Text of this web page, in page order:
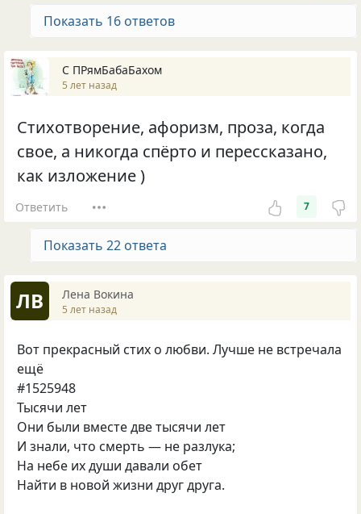
Показать 16 ответов
С ПРямБабаБахом
5 лет назад
Стихотворение, афоризм, проза, когда
свое, а никогда спёрто и перессказано,
как изложение )
Ответить 7
Показать 22 ответа
ЛВ Лена Вокина
5 лет назад
Вот прекрасный стих о любви. Лучше не встречала
ещё
#1525948
Тысячи лет
Они были вместе две тысячи лет
И знали, что смерть — не разлука;
На небе их души давали обет
Найти в новой жизни друг друга.